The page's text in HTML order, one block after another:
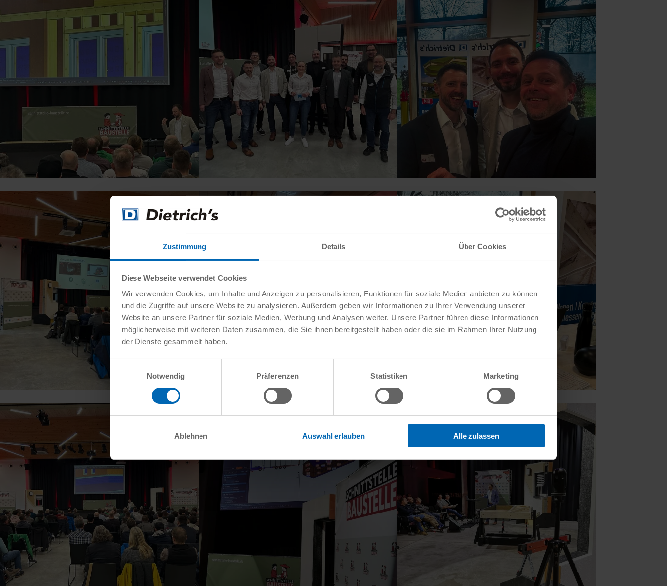
Zustimmung Details Über Cookies
Diese Webseite verwendet Cookies
Wir verwenden Cookies, um Inhalte und Anzeigen zu personalisieren, Funktionen für soziale Medien anbieten zu können
und die Zugriffe auf unsere Website zu analysieren. Außerdem geben wir Informationen zu Ihrer Verwendung unserer
Website an unsere Partner für soziale Medien, Werbung und Analysen weiter. Unsere Partner führen diese Informationen
möglicherweise mit weiteren Daten zusammen, die Sie ihnen bereitgestellt haben oder die sie im Rahmen Ihrer Nutzung
der Dienste gesammelt haben.
Notwendig
Präferenzen Statistiken Marketing
Ablehnen Auswahl erlauben Alle zulassen